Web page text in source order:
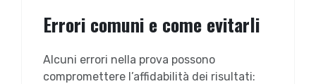
Errori comuni e come evitarli
Alcuni errori nella prova possono
compromettere l’affidabilità dei risultati: